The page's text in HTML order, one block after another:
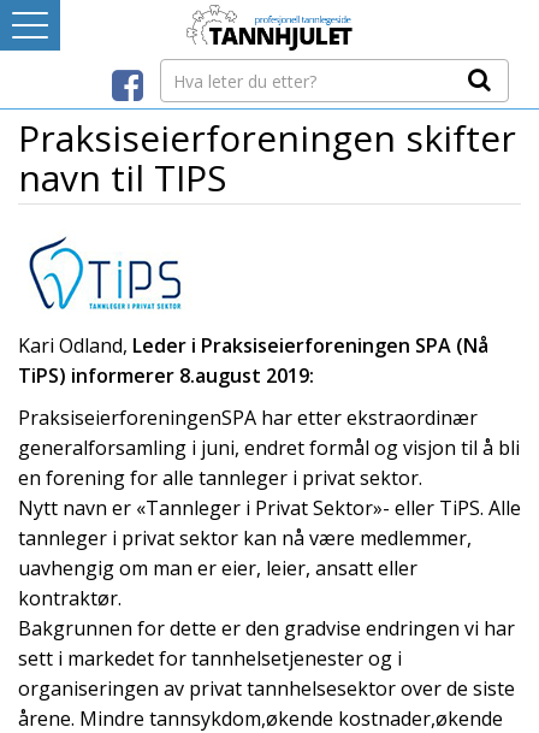
LEVERANDØRREGISTER
TANNBLOGGEN
MEDIA-INFO
Ditt Tannhjul
Praksiseierforeningen skifter
navn til TIPS
Kari Odland, Leder i Praksiseierforeningen SPA (Nå
TiPS) informerer 8.august 2019:
PraksiseierforeningenSPA har etter ekstraordinær
generalforsamling i juni, endret formål og visjon til å bli
en forening for alle tannleger i privat sektor.
Nytt navn er «Tannleger i Privat Sektor»- eller TiPS. Alle
tannleger i privat sektor kan nå være medlemmer,
uavhengig om man er eier, leier, ansatt eller
kontraktør.
Bakgrunnen for dette er den gradvise endringen vi har
sett i markedet for tannhelsetjenester og i
organiseringen av privat tannhelsesektor over de siste
årene. Mindre tannsykdom,økende kostnader,økende
Logg inn
Mistet ditt passord?